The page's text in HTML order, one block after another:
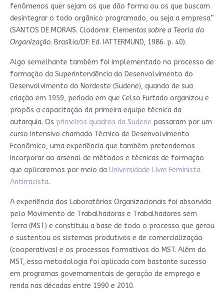
fenômenos quer sejam os que dão forma ou os que buscam
desintegrar o todo orgânico programado, ou seja a empresa”
(SANTOS DE MORAIS. Clodomir. Elementos sobre a Teoria da
Organização. Brasília/DF: Ed. IATTERMUND, 1986. p. 40).
Algo semelhante também foi implementado no processo de
formação da Superintendência do Desenvolvimento do
Desenvolvimento do Nordeste (Sudene), quando de sua
criação em 1959, período em que Celso Furtado organizou e
propôs a capacitação da primeira equipe técnica da
autarquia. Os primeiros quadros da Sudene passaram por um
curso intensivo chamado Técnico de Desenvolvimento
Econômico, uma experiência que também pretendemos
incorporar ao arsenal de métodos e técnicas de formação
que aplicaremos por meio da Universidade Livre Feminista
Antirracista.
A experiência dos Laboratórios Organizacionais foi absorvida
pelo Movimento de Trabalhadoras e Trabalhadores sem
Terra (MST) e constituiu a base de todo o processo que gerou
e sustentou os sistemas produtivos e de comercialização
(cooperativas) e os processos formativos do MST. Além do
MST, essa metodologia foi aplicada com bastante sucesso
em programas governamentais de geração de emprego e
renda nas décadas entre 1990 e 2010.